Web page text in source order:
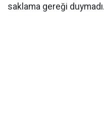
saklama gereği duymadı.